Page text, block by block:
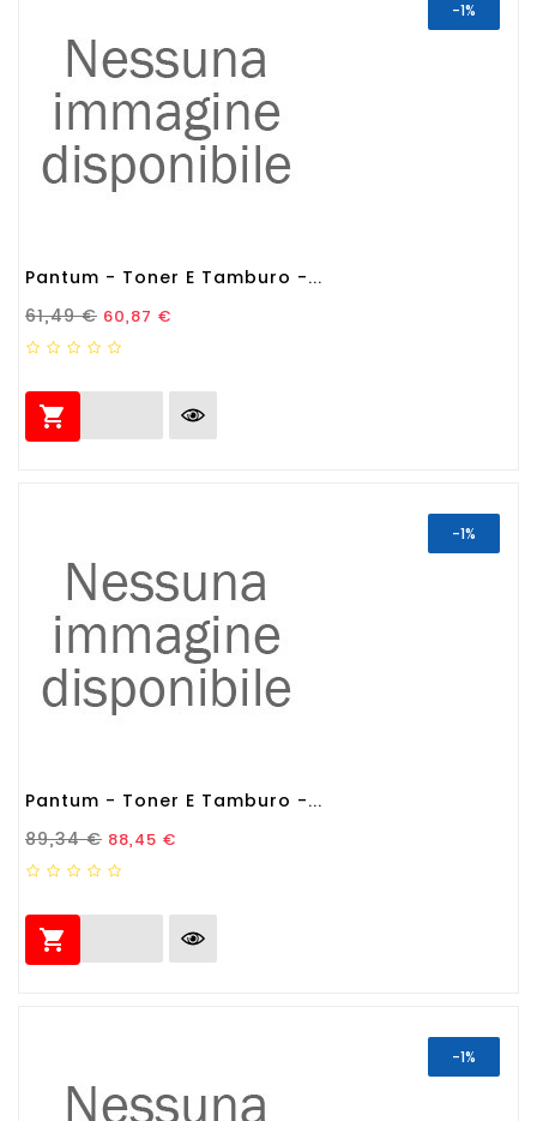
-1%
Pantum - Toner E Tamburo -...
Prezzo Standard
61,49 € Prezzo
60,87 €

-1%
Pantum - Toner E Tamburo -...
Prezzo Standard
89,34 € Prezzo
88,45 €

-1%